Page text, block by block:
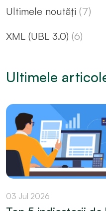
Ultimele noutăți (7)
XML (UBL 3.0) (6)
Ultimele
03 Jul 2026